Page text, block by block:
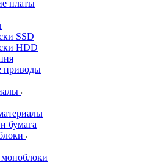
платы
SSD
HDD
приводы
бумага